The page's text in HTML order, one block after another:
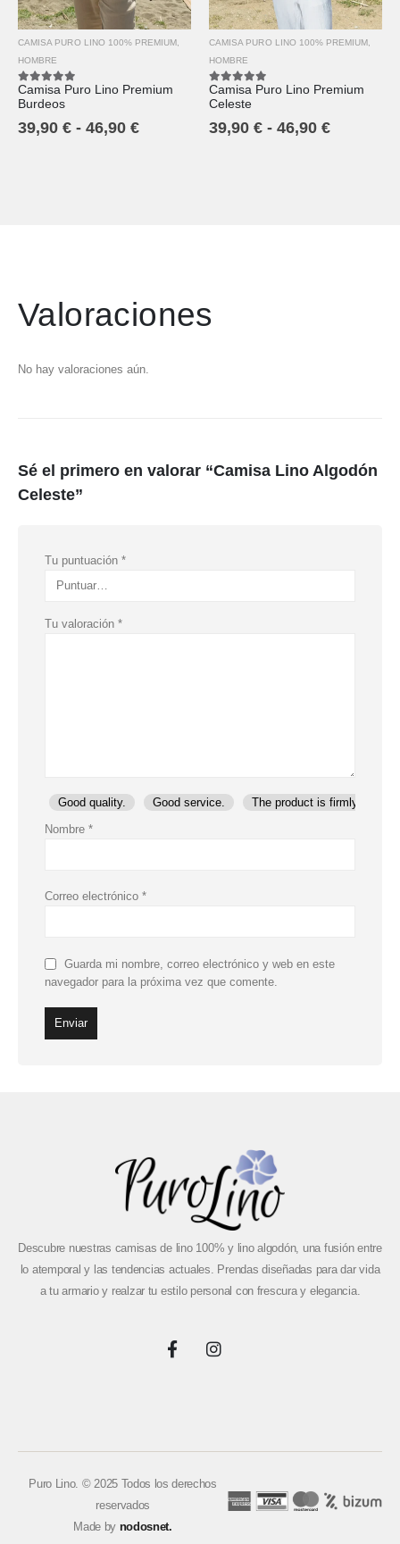
CAMISA PURO LINO 100% PREMIUM,
HOMBRE
5.00out of 5
Camisa Puro Lino Premium
Burdeos
39,90 € - 46,90 €
CAMISA PURO LINO 100% PREMIUM,
HOMBRE
5.00out of 5
Camisa Puro Lino Premium
Celeste
39,90 € - 46,90 €
Valoraciones
No hay valoraciones aún.
Sé el primero en valorar “Camisa Lino Algodón
Celeste”
Tu puntuación *
Tu valoración *
Good quality. Good service.
The product is firmly
Nombre *
Correo electrónico *
Guarda mi nombre, correo electrónico y web en este
navegador para la próxima vez que comente.
Descubre nuestras camisas de lino 100% y lino algodón, una fusión entre
lo atemporal y las tendencias actuales. Prendas diseñadas para dar vida
a tu armario y realzar tu estilo personal con frescura y elegancia.
Puro Lino. © 2025 Todos los derechos
reservados
Made by nodosnet.